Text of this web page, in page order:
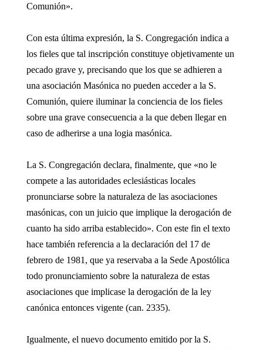
Comunión».
Con esta última expresión, la S. Congregación indica a
los fieles que tal inscripción constituye objetivamente un
pecado grave y, precisando que los que se adhieren a
una asociación Masónica no pueden acceder a la S.
Comunión, quiere iluminar la conciencia de los fieles
sobre una grave consecuencia a la que deben llegar en
caso de adherirse a una logia masónica.
La S. Congregación declara, finalmente, que «no le
compete a las autoridades eclesiásticas locales
pronunciarse sobre la naturaleza de las asociaciones
masónicas, con un juicio que implique la derogación de
cuanto ha sido arriba establecido». Con este fin el texto
hace también referencia a la declaración del 17 de
febrero de 1981, que ya reservaba a la Sede Apostólica
todo pronunciamiento sobre la naturaleza de estas
asociaciones que implicase la derogación de la ley
canónica entonces vigente (can. 2335).
Igualmente, el nuevo documento emitido por la S.